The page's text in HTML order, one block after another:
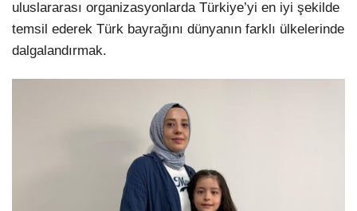
uluslararası organizasyonlarda Türkiye’yi en iyi şekilde
temsil ederek Türk bayrağını dünyanın farklı ülkelerinde
dalgalandırmak.